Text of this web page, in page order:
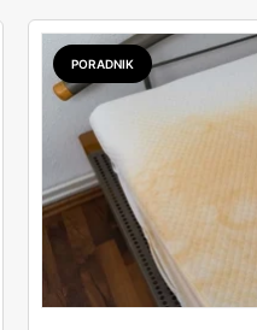
PORADNIK